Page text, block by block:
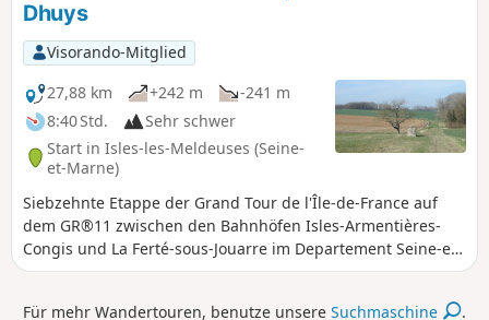
Dhuys
Visorando-Mitglied
27,88 km
+242 m
-241 m
8:40 Std.
Sehr schwer
Start in Isles-les-Meldeuses (Seine-
et-Marne)
Siebzehnte Etappe der Grand Tour de l'Île-de-France auf
dem GR®11 zwischen den Bahnhöfen Isles-Armentières-
Congis und La Ferté-sous-Jouarre im Departement Seine-et-
Marne. Diese Etappe besteht aus einem Aufstieg durch das
Für mehr Wandertouren, benutze unsereSuchmaschine .